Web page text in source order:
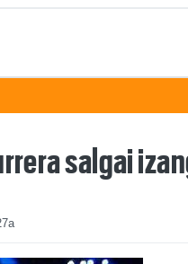
salgai